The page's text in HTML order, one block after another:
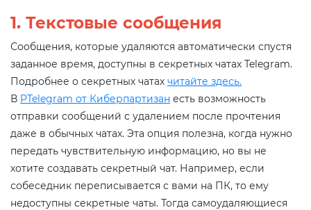
1. Текстовые сообщения
Сообщения, которые удаляются автоматически спустя
заданное время, доступны в секретных чатах Telegram.
Подробнее о секретных чатах читайте здесь.
В PTelegram от Киберпартизан есть возможность
отправки сообщений с удалением после прочтения
даже в обычных чатах. Эта опция полезна, когда нужно
передать чувствительную информацию, но вы не
хотите создавать секретный чат. Например, если
собеседник переписывается с вами на ПК, то ему
недоступны секретные чаты. Тогда самоудаляющиеся